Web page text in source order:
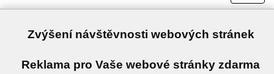
Zvýšení návštěvnosti webových stránek
Reklama pro Vaše webové stránky zdarma